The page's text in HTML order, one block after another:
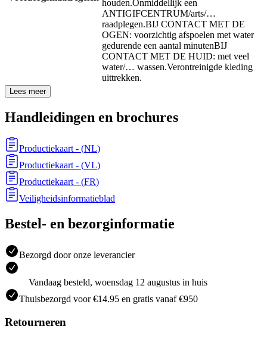
houden.Onmiddellijk een
ANTIGIFCENTRUM/arts/…
raadplegen.BIJ CONTACT MET DE
OGEN: voorzichtig afspoelen met water
gedurende een aantal minutenBIJ
CONTACT MET DE HUID: met veel
water/… wassen.Verontreinigde kleding
uittrekken.
Lees meer
Handleidingen en brochures
Productiekaart - (NL)
Productiekaart - (VL)
Productiekaart - (FR)
Veiligheidsinformatieblad
Bestel- en bezorginformatie
Bezorgd door onze leverancier
Vandaag besteld, woensdag 12 augustus in huis
Thuisbezorgd voor €14.95 en gratis vanaf €950
Retourneren